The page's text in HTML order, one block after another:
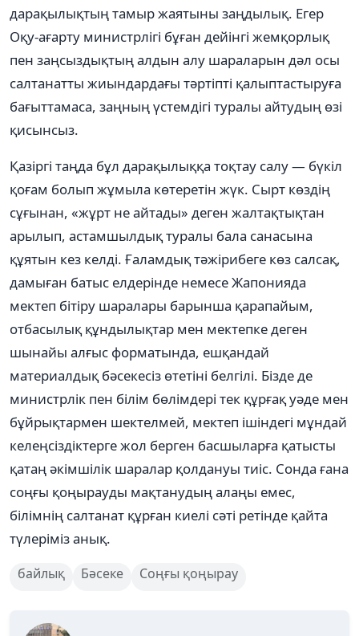
дарақылықтың тамыр жаятыны заңдылық. Егер
Оқу-ағарту министрлігі бұған дейінгі жемқорлық
пен заңсыздықтың алдын алу шараларын дәл осы
салтанатты жиындардағы тәртіпті қалыптастыруға
бағыттамаса, заңның үстемдігі туралы айтудың өзі
қисынсыз.
Қазіргі таңда бұл дарақылыққа тоқтау салу — бүкіл
қоғам болып жұмыла көтеретін жүк. Сырт көздің
сұғынан, «жұрт не айтады» деген жалтақтықтан
арылып, астамшылдық туралы бала санасына
құятын кез келді. Ғаламдық тәжірибеге көз салсақ,
дамыған батыс елдерінде немесе Жапонияда
мектеп бітіру шаралары барынша қарапайым,
отбасылық құндылықтар мен мектепке деген
шынайы алғыс форматында, ешқандай
материалдық бәсекесіз өтетіні белгілі. Бізде де
министрлік пен білім бөлімдері тек құрғақ уәде мен
бұйрықтармен шектелмей, мектеп ішіндегі мұндай
келеңсіздіктерге жол берген басшыларға қатысты
қатаң әкімшілік шаралар қолдануы тиіс. Сонда ғана
соңғы қоңырауды мақтанудың алаңы емес,
білімнің салтанат құрған киелі сәті ретінде қайта
түлеріміз анық.
байлық Бәсеке Соңғы қоңырау